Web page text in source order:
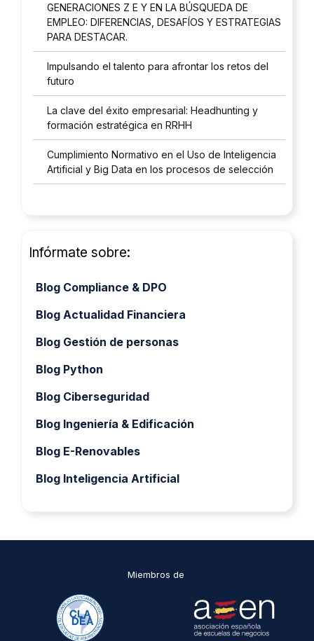
GENERACIONES Z E Y EN LA BÚSQUEDA DE
EMPLEO: DIFERENCIAS, DESAFÍOS Y ESTRATEGIAS
PARA DESTACAR.
Impulsando el talento para afrontar los retos del
futuro
La clave del éxito empresarial: Headhunting y
formación estratégica en RRHH
Cumplimiento Normativo en el Uso de Inteligencia
Artificial y Big Data en los procesos de selección
Infórmate sobre:
Blog Compliance & DPO
Blog Actualidad Financiera
Blog Gestión de personas
Blog Python
Blog Ciberseguridad
Blog Ingeniería & Edificación
Blog E-Renovables
Blog Inteligencia Artificial
Miembros de